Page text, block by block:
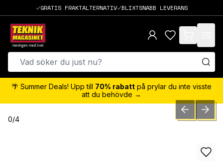
GRATIS FRAKTALTERNATIV BLIXTSNABB LEVERANS
items in cart,
🌴 Summer Deals! Upp till 70% rabatt på prylar du inte visste
att du behövde →
0/4 PREVIOUSNEXT